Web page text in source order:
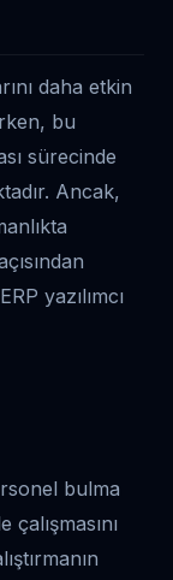
daha etkin
bu
sürecinde
Ancak,
yazılımcı
bulma